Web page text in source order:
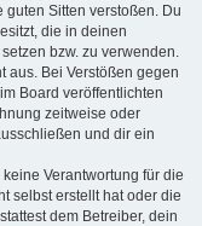
Sitten verstoßen. Du
die in deinen
bzw. zu verwenden.
aus. Bei Verstößen gegen
Board veröffentlichten
zeitweise oder
und dir ein
Verantwortung für die
selbst erstellt hat oder die
dem Betreiber, dein